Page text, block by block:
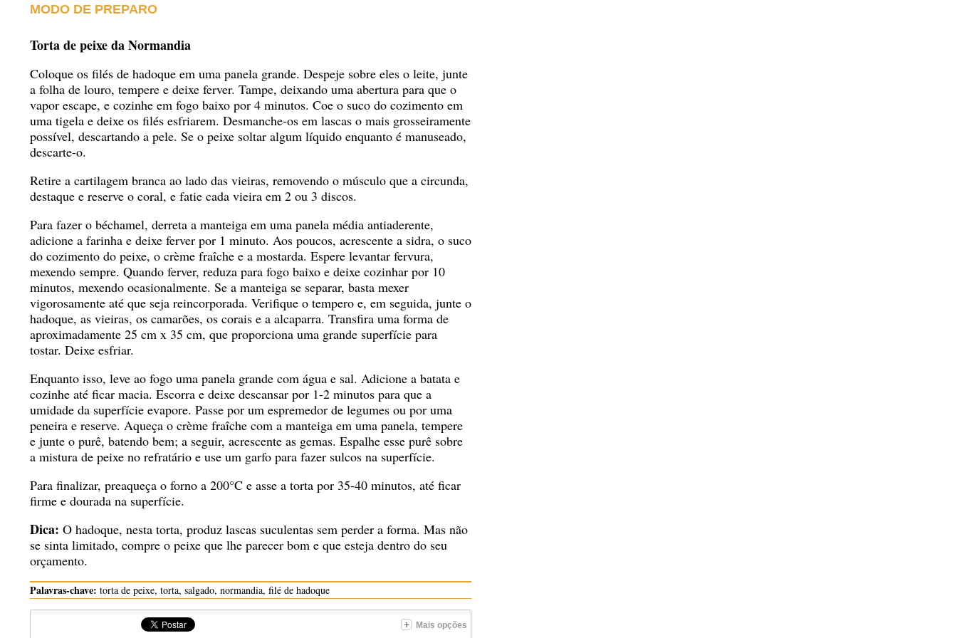
MODO DE PREPARO
Torta de peixe da Normandia
Coloque os filés de hadoque em uma panela grande. Despeje sobre eles o leite, junte
a folha de louro, tempere e deixe ferver. Tampe, deixando uma abertura para que o
vapor escape, e cozinhe em fogo baixo por 4 minutos. Coe o suco do cozimento em
uma tigela e deixe os filés esfriarem. Desmanche-os em lascas o mais grosseiramente
possível, descartando a pele. Se o peixe soltar algum líquido enquanto é manuseado,
descarte-o.
Retire a cartilagem branca ao lado das vieiras, removendo o músculo que a circunda,
destaque e reserve o coral, e fatie cada vieira em 2 ou 3 discos.
Para fazer o béchamel, derreta a manteiga em uma panela média antiaderente,
adicione a farinha e deixe ferver por 1 minuto. Aos poucos, acrescente a sidra, o suco
do cozimento do peixe, o crème fraîche e a mostarda. Espere levantar fervura,
mexendo sempre. Quando ferver, reduza para fogo baixo e deixe cozinhar por 10
minutos, mexendo ocasionalmente. Se a manteiga se separar, basta mexer
vigorosamente até que seja reincorporada. Verifique o tempero e, em seguida, junte o
hadoque, as vieiras, os camarões, os corais e a alcaparra. Transfira uma forma de
aproximadamente 25 cm x 35 cm, que proporciona uma grande superfície para
tostar. Deixe esfriar.
Enquanto isso, leve ao fogo uma panela grande com água e sal. Adicione a batata e
cozinhe até ficar macia. Escorra e deixe descansar por 1-2 minutos para que a
umidade da superfície evapore. Passe por um espremedor de legumes ou por uma
peneira e reserve. Aqueça o crème fraîche com a manteiga em uma panela, tempere
e junte o purê, batendo bem; a seguir, acrescente as gemas. Espalhe esse purê sobre
a mistura de peixe no refratário e use um garfo para fazer sulcos na superfície.
Para finalizar, preaqueça o forno a 200°C e asse a torta por 35-40 minutos, até ficar
firme e dourada na superfície.
Dica: O hadoque, nesta torta, produz lascas suculentas sem perder a forma. Mas não
se sinta limitado, compre o peixe que lhe parecer bom e que esteja dentro do seu
orçamento.
Palavras-chave: torta de peixe, torta, salgado, normandia, filé de hadoque
Mais opções